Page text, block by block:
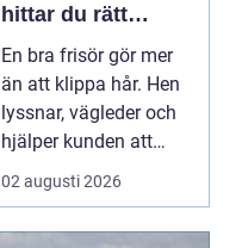
hittar du rätt
salong för stil,
kvalitet och känsla
En bra frisör gör mer
än att klippa hår. Hen
lyssnar, vägleder och
hjälper kunden att
känna sig tryg...
02 augusti 2026